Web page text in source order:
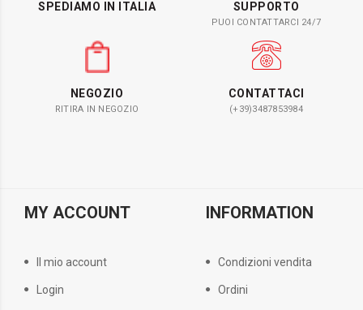
SPEDIAMO IN ITALIA SUPPORTO
PUOI CONTATTARCI 24/7
NEGOZIO
RITIRA IN NEGOZIO
CONTATTACI
(+39)3487853984
MY ACCOUNT
Il mio account
Login
INFORMATION
Condizioni vendita
Ordini